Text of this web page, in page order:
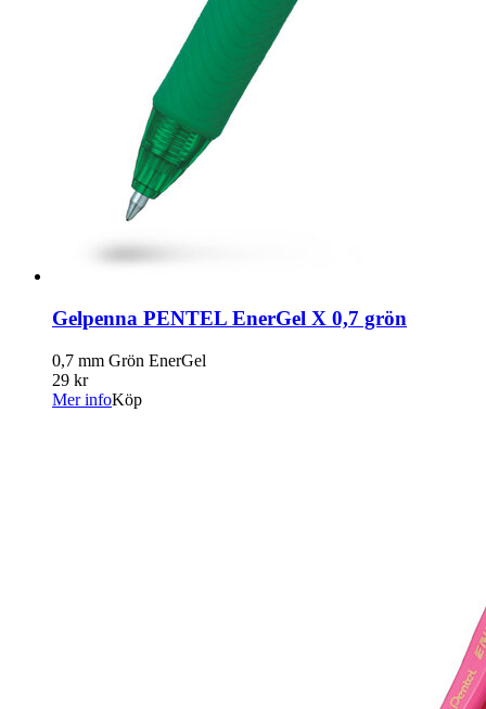
Gelpenna PENTEL EnerGel X 0,7 grön
0,7 mm Grön EnerGel
29 kr
Mer infoKöp